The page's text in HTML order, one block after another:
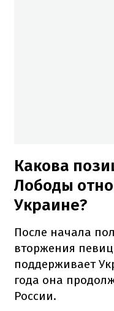
Какова
Лободы
Украине?
После начала
вторжения
поддерживает
года она
России.